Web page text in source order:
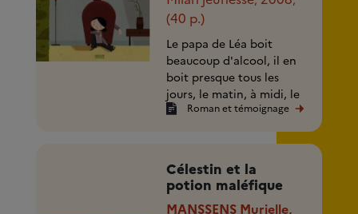
(40 p.)
Le papa de Léa boit
beaucoup d'alcool, il en
boit presque tous les
jours, le matin, à midi, le
soir, encore et encore, il
ne peut plus s'en passer.
Roman et témoignage
Célestin et la
potion maléfique
MANSSENS Murielle,